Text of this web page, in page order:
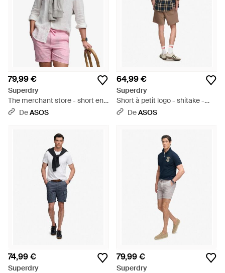
79,99 €
Superdry
The merchant store - short en
lin - chambray - Gris
DeASOS
64,99 €
Superdry
Short à petit logo - shitake -
Blanc
DeASOS
74,99 €
Superdry
79,99 €
Superdry